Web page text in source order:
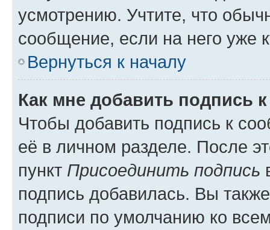
усмотрению. Учтите, что
сообщение, если на него уже
Вернуться к началу
Как мне добавить подпись
Чтобы добавить подпись к
её в личном разделе. После
пункт Присоединить подпись
подпись добавилась. Вы
подписи по умолчанию ко